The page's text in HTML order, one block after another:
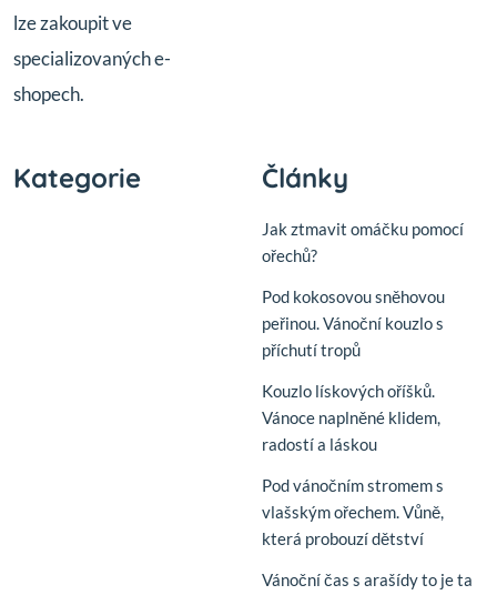
lze zakoupit ve
specializovaných e-
shopech.
Kategorie Články
Jak ztmavit omáčku pomocí
ořechů?
Pod kokosovou sněhovou
peřinou. Vánoční kouzlo s
příchutí tropů
Kouzlo lískových oříšků.
Vánoce naplněné klidem,
radostí a láskou
Pod vánočním stromem s
vlašským ořechem. Vůně,
která probouzí dětství
Vánoční čas s arašídy to je ta